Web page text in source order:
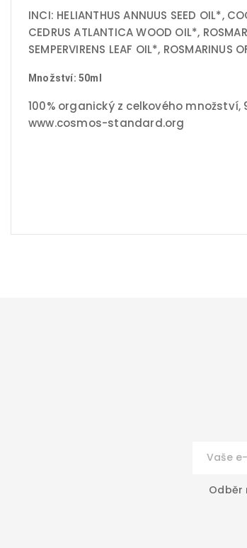
INCI: HELIANTHUS ANNUUS SEED OIL*,
CEDRUS ATLANTICA WOOD OIL*,
SEMPERVIRENS LEAF OIL*, ROSMARINUS
Množství: 50ml
100% organický z celkového
www.cosmos-standard.org
Odběr